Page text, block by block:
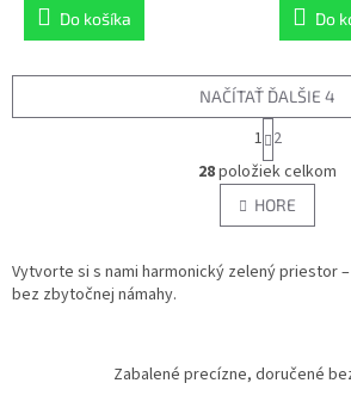
Do košíka Do
O
v
l
á
a
r
NAČÍTAŤ ĎALŠIE 4
S
t
r
á
n
k
v
1 2
28položiek celkom
HORE
Vytvorte si s nami harmonický zelený priestor
bez zbytočnej námahy.
Zabalené precízne, doručené